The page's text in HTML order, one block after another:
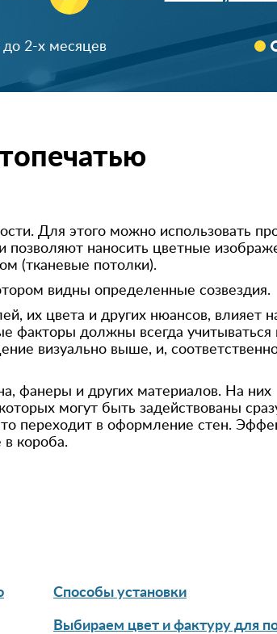
8 (926) 64*-43-65
8 (916) 740-**-*1
8 (962) 966-**-*7
899984***13
896851***98
+796715***87
98531***92
8 (964) 290-**-*3
849556***72
2-х месяцев
Для этого можно использовать
наносить цветные
(тканевые потолки).
видны определенные созвездия.
их цвета и других нюансов, влияет
факторы должны всегда учитываться
визуально выше, и,
фанеры и других материалов. На них
могут быть задействованы
переходит в оформление стен.
короба.
Способы установки
Выбираем цвет и фактуру для